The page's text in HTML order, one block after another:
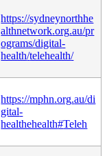
https://sydneynorthhe
althnetwork.org.au/pr
ograms/digital-
health/telehealth/
https://mphn.org.au/di
gital-
healthehealth#Teleh